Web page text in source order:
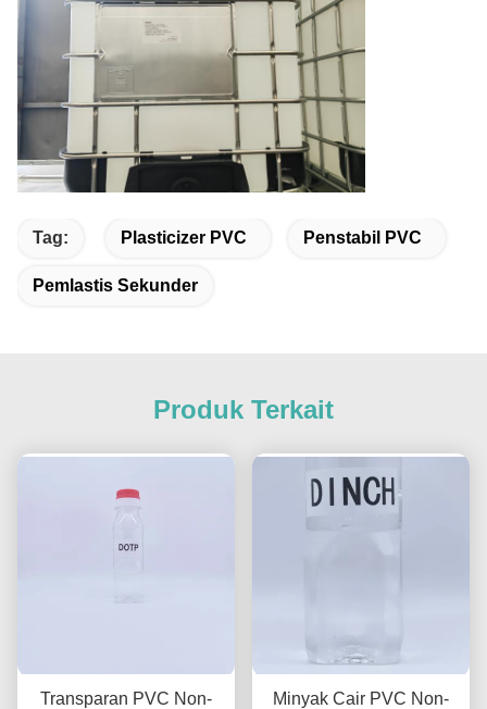
Tag: Plasticizer PVC Penstabil PVC
Pemlastis Sekunder
Produk Terkait
Transparan PVC Non-
Minyak Cair PVC Non-